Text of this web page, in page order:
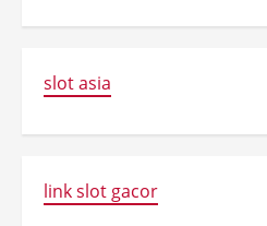
slot asia
link slot gacor